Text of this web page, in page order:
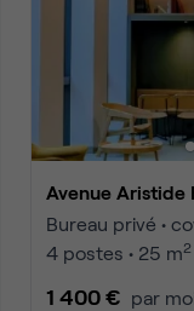
Avenue
Bureau privé •
4 postes • 25 m2
1 400 € par